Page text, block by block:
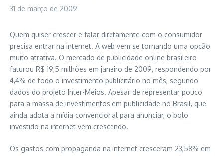
31 de março de 2009
Quem quiser crescer e falar diretamente com o consumidor
precisa entrar na internet. A web vem se tornando uma opção
muito atrativa. O mercado de publicidade online brasileiro
faturou R$ 19,5 milhões em janeiro de 2009, respondendo por
4,4% de todo o investimento publicitário no mês, segundo
dados do projeto Inter-Meios. Apesar de representar pouco
para a massa de investimentos em publicidade no Brasil, que
ainda adota a mídia convencional para anunciar, o bolo
investido na internet vem crescendo.
Os gastos com propaganda na internet cresceram 23,58% em